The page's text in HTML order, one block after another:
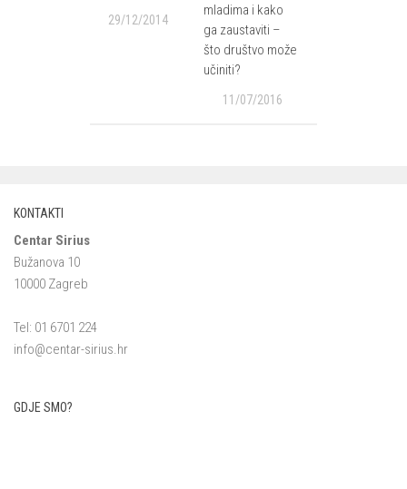
29/12/2014
mladima i kako
ga zaustaviti –
što društvo može
učiniti?
11/07/2016
KONTAKTI
Centar Sirius
Bužanova 10
10000 Zagreb
Tel: 01 6701 224
info@centar-sirius.hr
GDJE SMO?